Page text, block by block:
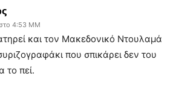
4:53 ΜΜ
και τον Μακεδονικό Ντουλαμά
που σπικάρει δεν του
το πεί.